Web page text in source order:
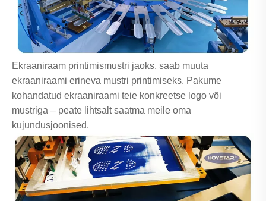
Ekraaniraam printimismustri jaoks, saab muuta
ekraaniraami erineva mustri printimiseks. Pakume
kohandatud ekraaniraami teie konkreetse logo või
mustriga – peate lihtsalt saatma meile oma
kujundusjoonised.